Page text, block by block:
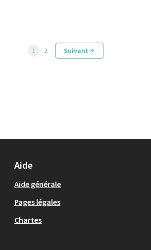
1 2 Suivant
Aide
Aide générale
Pages légales
Chartes